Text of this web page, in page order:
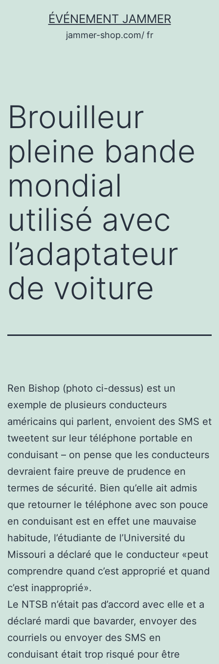
ÉVÉNEMENT JAMMER
jammer-shop.com/ fr
Brouilleur
pleine bande
mondial
utilisé avec
l’adaptateur
de voiture
Ren Bishop (photo ci-dessus) est un
exemple de plusieurs conducteurs
américains qui parlent, envoient des SMS et
tweetent sur leur téléphone portable en
conduisant – on pense que les conducteurs
devraient faire preuve de prudence en
termes de sécurité. Bien qu’elle ait admis
que retourner le téléphone avec son pouce
en conduisant est en effet une mauvaise
habitude, l’étudiante de l’Université du
Missouri a déclaré que le conducteur «peut
comprendre quand c’est approprié et quand
c’est inapproprié».
Le NTSB n’était pas d’accord avec elle et a
déclaré mardi que bavarder, envoyer des
courriels ou envoyer des SMS en
conduisant était trop risqué pour être